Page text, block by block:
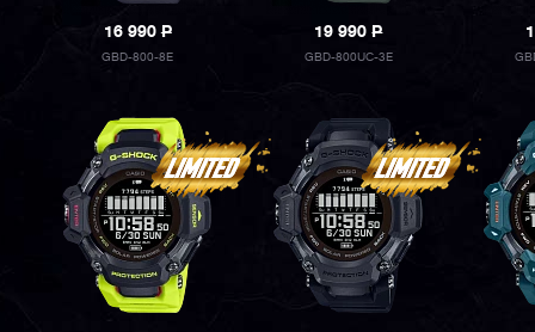
16 990P
GBD-800-8E
19 990P
GBD-800UC-3E